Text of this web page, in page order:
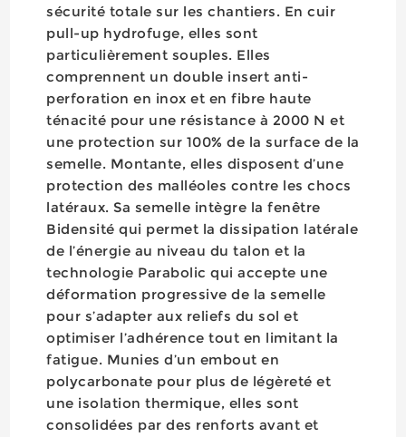
sécurité totale sur les chantiers. En cuir
pull-up hydrofuge, elles sont
particulièrement souples. Elles
comprennent un double insert anti-
perforation en inox et en fibre haute
ténacité pour une résistance à 2000 N et
une protection sur 100% de la surface de la
semelle. Montante, elles disposent d’une
protection des malléoles contre les chocs
latéraux. Sa semelle intègre la fenêtre
Bidensité qui permet la dissipation latérale
de l’énergie au niveau du talon et la
technologie Parabolic qui accepte une
déformation progressive de la semelle
pour s’adapter aux reliefs du sol et
optimiser l’adhérence tout en limitant la
fatigue. Munies d’un embout en
polycarbonate pour plus de légèreté et
une isolation thermique, elles sont
consolidées par des renforts avant et